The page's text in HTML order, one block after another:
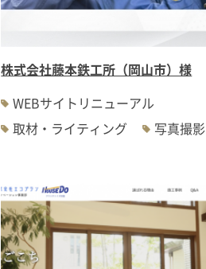
株式会社藤本鉄工所（岡山市）様
WEBサイトリニューアル
取材・ライティング
写真撮影